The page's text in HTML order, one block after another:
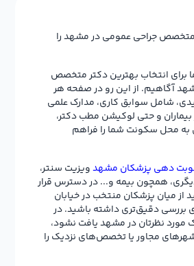
متخصص جراحی عمومی در مشهد را
برای انتخاب بهترین دکتر متخصص
آگاهیم. از این رو در صفحه هر
شامل سوابق کاری، مدارک علمی
بیماران و حتی لوکیشن مطب دکتر،
به محل سکونت شما را فراهم
دهی پزشکان مشهدویزیت سنتر،
همچون بیمه و... در دسترس قرار
از میان پزشکان منتخب در خیابان
بررسی دقیق‌تری داشته باشید. در
مورد نظرتان در مشهد یافت نشود،
مجاور یا تخصص‌های نزدیک را